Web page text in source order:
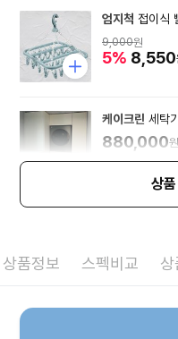
엄지척 접이식
9,000원
5% 8,550
케이크린 세탁
880,000원
상품
상품정보 스펙비교